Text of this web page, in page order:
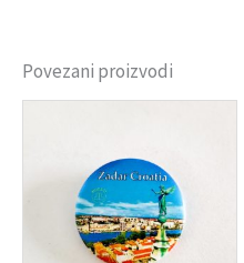
Povezani proizvodi